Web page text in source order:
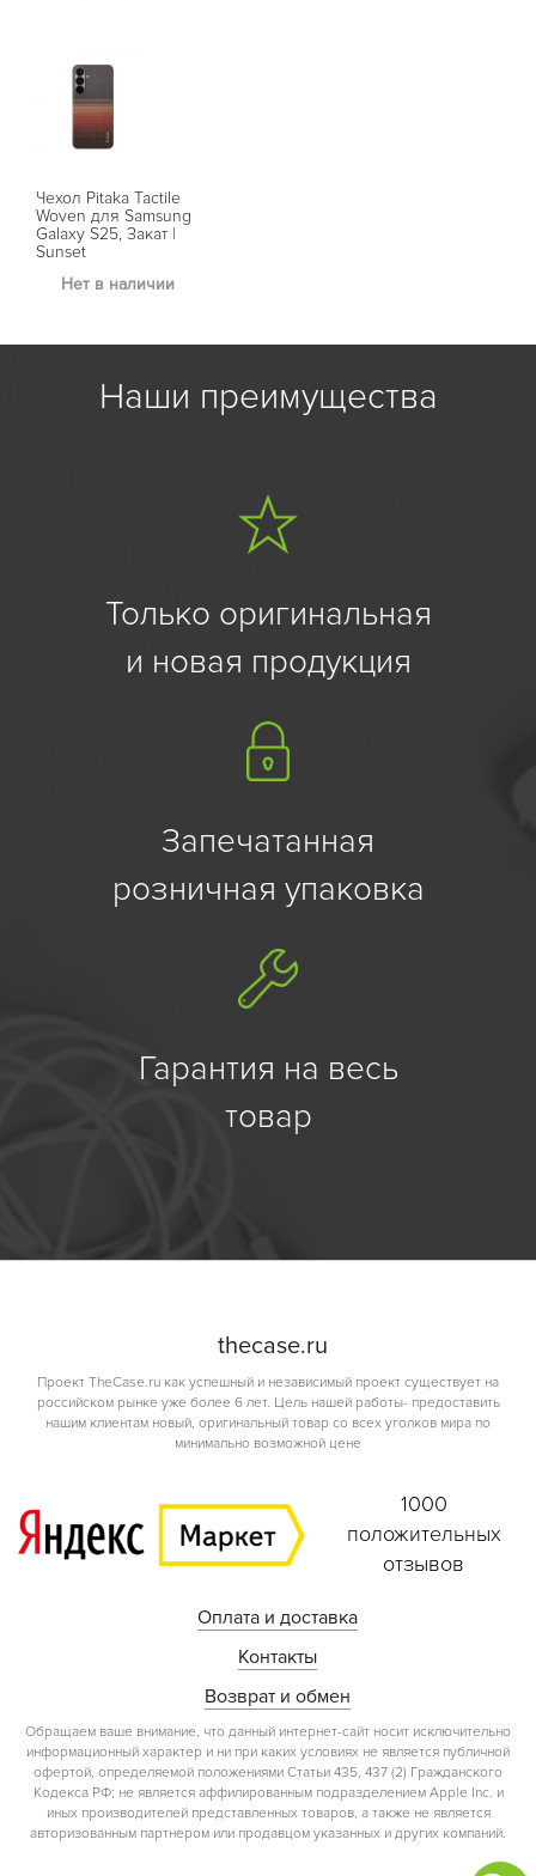
Чехол Pitaka Tactile
Woven для Samsung
Galaxy S25, Закат |
Sunset
Нет в наличии
Наши преимущества
Только оригинальная
и новая продукция
Запечатанная
розничная упаковка
Гарантия на весь
товар
thecase.ru
Проект TheCase.ru как успешный и независимый проект существует на
российском рынке уже более 6 лет. Цель нашей работы- предоставить
нашим клиентам новый, оригинальный товар со всех уголков мира по
минимально возможной цене
1000
положительных
отзывов
Оплата и доставка
Контакты
Возврат и обмен
Обращаем ваше внимание, что данный интернет-сайт носит исключительно
информационный характер и ни при каких условиях не является публичной
офертой, определяемой положениями Статьи 435, 437 (2) Гражданского
Кодекса РФ; не является аффилированным подразделением Apple Inc. и
иных производителей представленных товаров, а также не является
авторизованным партнером или продавцом указанных и других компаний.